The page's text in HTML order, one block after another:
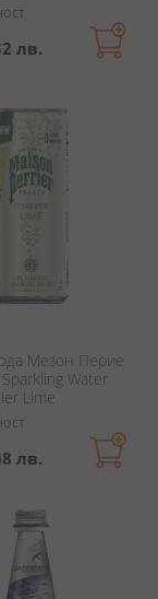
лв.
Мезон Перие
Water
Lime
лв.